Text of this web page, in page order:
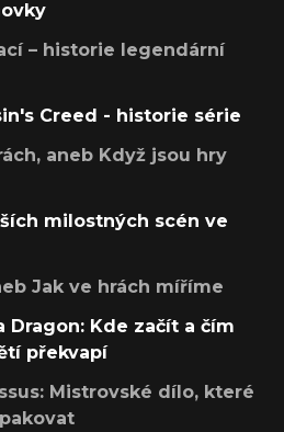
– historie legendární
Creed - historie série
aneb Když jsou hry
milostných scén ve
Jak ve hrách míříme
Dragon: Kde začít a čím
překvapí
Mistrovské dílo, které